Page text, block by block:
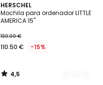
HERSCHEL
Mochila para ordenador LITTLE
AMERICA 15''
130.00 €
110.50 € -15%
4,5
/ 5
2
Colores
4,5
/